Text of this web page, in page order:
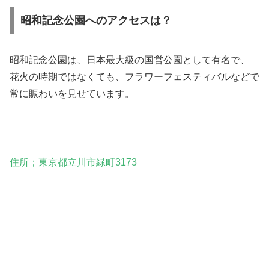
昭和記念公園へのアクセスは？
昭和記念公園は、日本最大級の国営公園として有名で、
花火の時期ではなくても、フラワーフェスティバルなどで
常に賑わいを見せています。
住所；東京都立川市緑町3173